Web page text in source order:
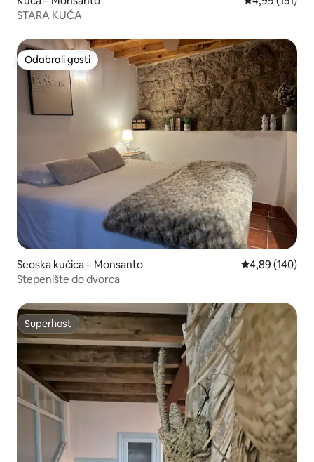
STARA KUĆA
Odabrali gosti
Odabrali gosti
Seoska kućica – Monsanto Prosječna
4,89 (140)
Stepenište do dvorca
Superhost
Superhost